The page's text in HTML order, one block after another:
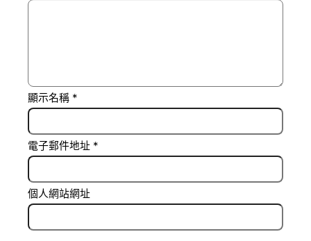
顯示名稱 *
電子郵件地址 *
個人網站網址